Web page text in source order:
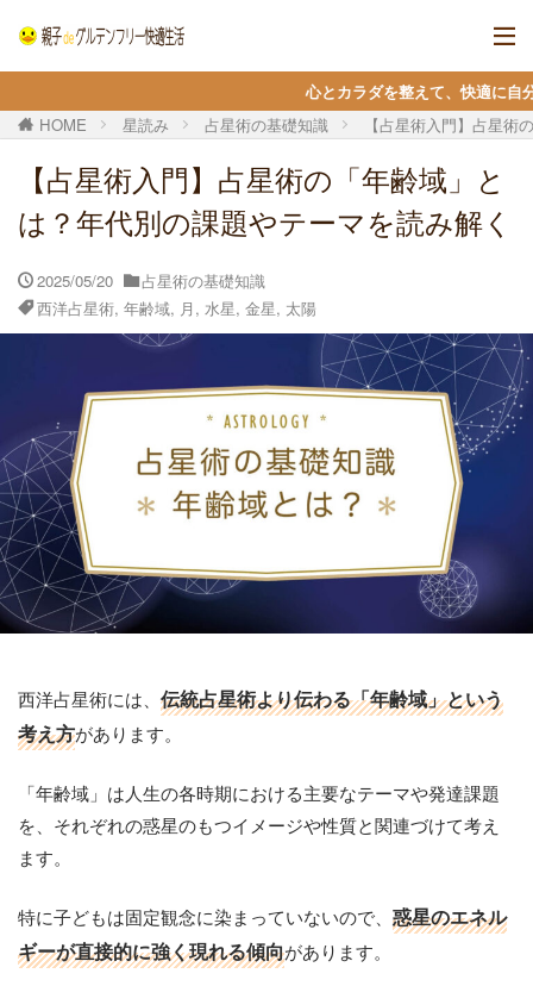
心とカラダを整えて、快適に自分らしく生きる ＊
HOME
星読み 占星術の基礎知識 【占星術入門】占星術
【占星術入門】占星術の「年齢域」と
は？年代別の課題やテーマを読み解く
2025/05/20
占星術の基礎知識
西洋占星術, 年齢域, 月 , 水星, 金星, 太陽
西洋占星術には、 伝統占星術より伝わる「年齢域」という
考え方があります。
「年齢域」は人生の各時期における主要なテーマや発達課題
を、それぞれの惑星のもつイメージや性質と関連づけて考え
ます。
特に子どもは固定観念に染まっていないので、 惑星のエネル
ギーが直接的に強く現れる傾向があります。